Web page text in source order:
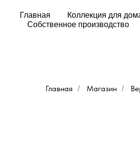
Главная Коллекция для
Собственное производство
Главная / Магазин /